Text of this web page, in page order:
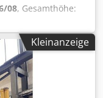
08, Gesamthöhe:
mm, DGUV
wird hier ein
vom Typ PS5-
Ein
entnommen
Kleinanzeige